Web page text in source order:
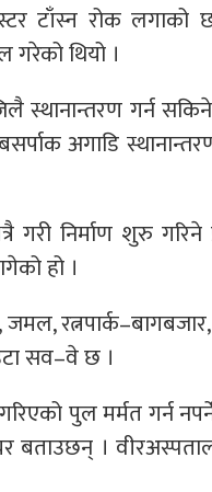
टाँस्न रोक
थियो ।
स्थानान्तरण गर्न
अगाडि
निर्माण शुरु गरिने
हो ।
सव–वे छ ।
पुल मर्मत गर्न
बताउछन् ।